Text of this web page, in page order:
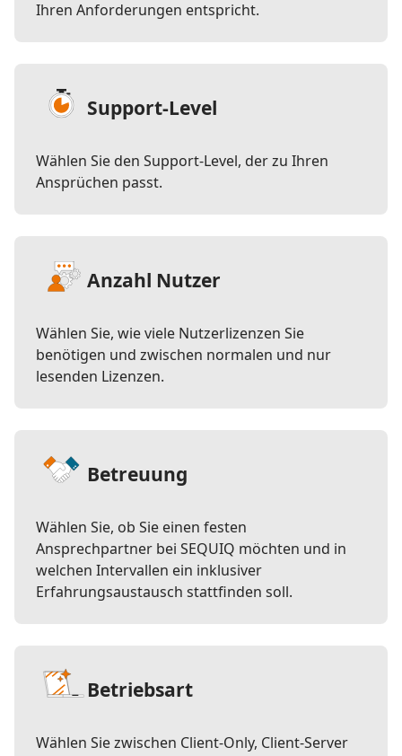
Ihren Anforderungen entspricht.
Support-Level
Wählen Sie den Support-Level, der zu Ihren
Ansprüchen passt.
Anzahl Nutzer
Wählen Sie, wie viele Nutzerlizenzen Sie
benötigen und zwischen normalen und nur
lesenden Lizenzen.
Betreuung
Wählen Sie, ob Sie einen festen
Ansprechpartner bei SEQUIQ möchten und in
welchen Intervallen ein inklusiver
Erfahrungsaustausch stattfinden soll.
Betriebsart
Wählen Sie zwischen Client-Only, Client-Server